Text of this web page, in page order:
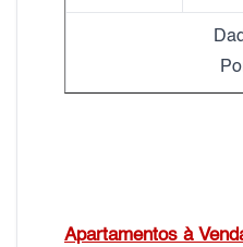
Apartamentos à